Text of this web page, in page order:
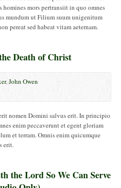
homines mors pertransiit in quo omnes
mundum ut Filium suum unigenitum
pereat sed habeat vitam aeternam.
Death of Christ
,John Owen
nomen Domini salvus erit. In principio
enim peccaverunt et egent gloriam
et terram. Omnis enim quicumque
erit.
the Lord So We Can Serve